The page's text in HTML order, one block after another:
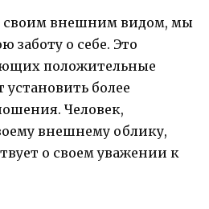
своим внешним видом, мы
заботу о себе. Это
положительные
более
Человек,
внешнему облику,
о своем уважении к